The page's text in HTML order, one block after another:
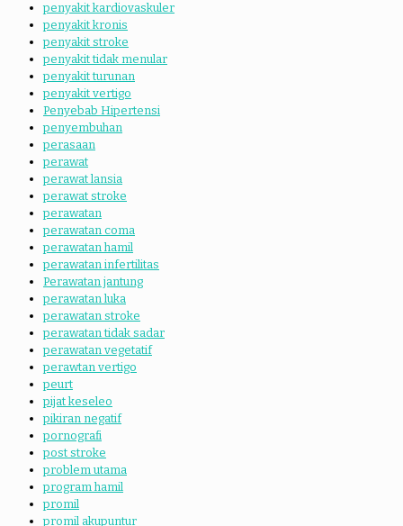
penyakit kardiovaskuler
penyakit kronis
penyakit stroke
penyakit tidak menular
penyakit turunan
penyakit vertigo
Penyebab Hipertensi
penyembuhan
perasaan
perawat
perawat lansia
perawat stroke
perawatan
perawatan coma
perawatan hamil
perawatan infertilitas
Perawatan jantung
perawatan luka
perawatan stroke
perawatan tidak sadar
perawatan vegetatif
perawtan vertigo
peurt
pijat keseleo
pikiran negatif
pornografi
post stroke
problem utama
program hamil
promil
promil akupuntur